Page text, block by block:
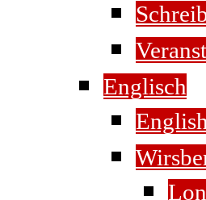
Englisch